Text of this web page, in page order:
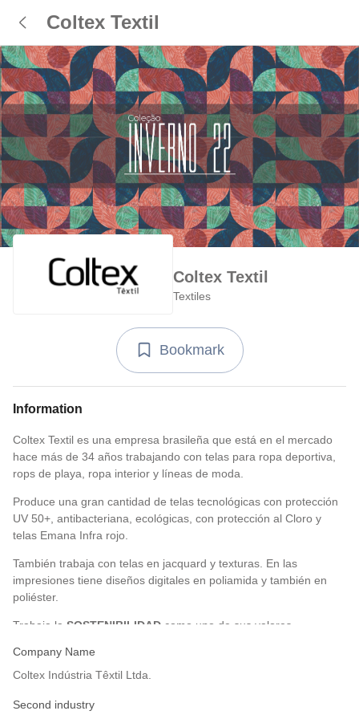
Coltex Textil
Coltex Textil
Textiles
Bookmark
Information
Coltex Textil es una empresa brasileña que está en el mercado
hace más de 34 años trabajando con telas para ropa deportiva,
rops de playa, ropa interior y líneas de moda.
Produce una gran cantidad de telas tecnológicas con protección
UV 50+, antibacteriana, ecológicas, con protección al Cloro y
telas Emana Infra rojo.
También trabaja con telas en jacquard y texturas. En las
impresiones tiene diseños digitales en poliamida y también en
poliéster.
Trabaja la SOSTENIBILIDAD como uno de sus valores
Conta con una amplia variedad de productos hechos con la
elasticidad de la piel, la reducción de la fatiga y también reduce
Company Name
Coltex Indústria Têxtil Ltda.
Second industry